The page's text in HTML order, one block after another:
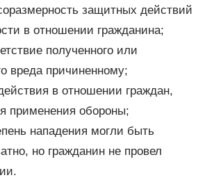
защитных действий
в отношении гражданина;
полученного или
вреда причиненному;
в отношении граждан,
применения обороны;
нападения могли быть
но гражданин не провел